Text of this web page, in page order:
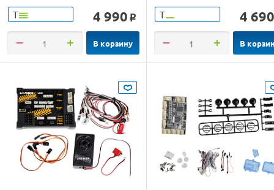
Т 4 990 o
В корзину
Т 4 690
В